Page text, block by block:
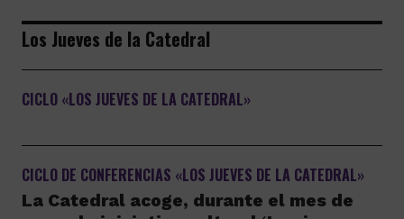
Los Jueves de la Catedral
CICLO «LOS JUEVES DE LA CATEDRAL»
CICLO DE CONFERENCIAS «LOS JUEVES DE LA CATEDRAL»
La Catedral acoge, durante el mes de